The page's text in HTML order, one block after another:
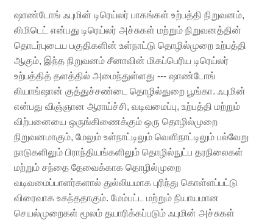
ஷாண்டோங் ஃபுமின் டிரெய்லர் பாகங்கள் உற்பத்தி நிறுவனம்,
லிமிடெட் என்பது டிரெய்லர் அச்சுகள் மற்றும் நிறுவனத்தின்
தொடர்புடைய பகுதிகளின் உள்நாட்டு தொழில்முறை உற்பத்தி
ஆகும், இந்த நிறுவனம் சீனாவின் மிகப்பெரிய டிரெய்லர்
உற்பத்தித் தளத்தில் அமைந்துள்ளது --- ஷாண்டோங்
லியாங்ஷான் குத்துச்சண்டை தொழில்துறை பூங்கா. ஃபுமின்
என்பது விஞ்ஞான ஆராய்ச்சி, வடிவமைப்பு, உற்பத்தி மற்றும்
விற்பனையை ஒருங்கிணைக்கும் ஒரு தொழில்முறை
நிறுவனமாகும், மேலும் உள்நாட்டிலும் வெளிநாட்டிலும் பல்வேறு
நாடுகளிலும் பிராந்தியங்களிலும் தொழில்நுட்ப தரநிலைகள்
மற்றும் சந்தை தேவைக்காக தொழில்முறை
வடிவமைப்பாளர்களால் துல்லியமாக புரிந்து கொள்ளப்பட்டு
விரைவாக உகந்ததாகும். மேம்பட்ட மற்றும் நியாயமான
செயல்முறைகள் மூலம் தயாரிக்கப்படும் ஃபுமின் அச்சுகள்